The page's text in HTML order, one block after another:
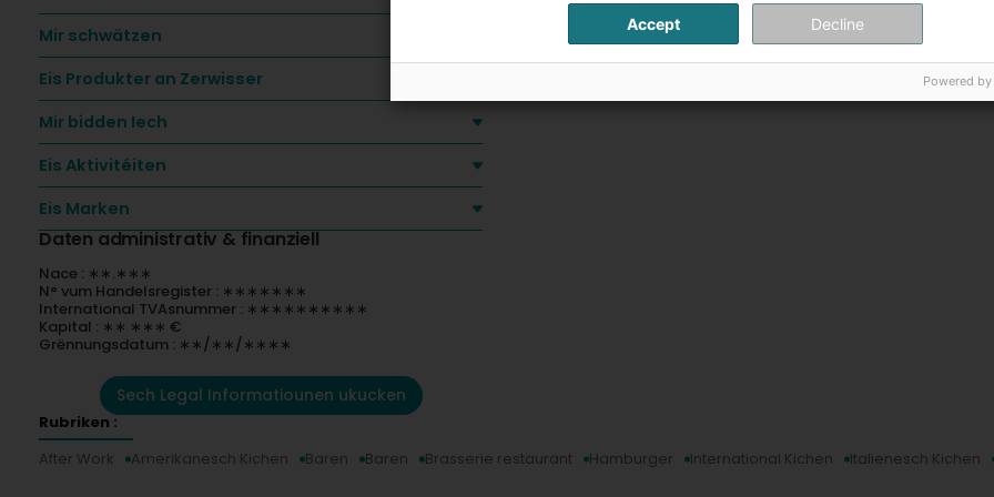
Mir schwätzen
Eis Produkter an Zerwisser
Mir bidden Iech
Eis Aktivitéiten
Eis Marken
Daten administrativ & finanziell
Nace : ∗∗.∗∗∗
N° vum Handelsregister : ∗∗∗∗∗∗∗
International TVAsnummer : ∗∗∗∗∗∗∗∗∗∗
Kapital : ∗∗ ∗∗∗ €
Grënnungsdatum : ∗∗/∗∗/∗∗∗∗
Sech Legal Informatiounen ukucken
Rubriken :
After Work
Amerikanesch Kichen Baren Baren Brasserie restaurant Hamburger International Kichen Italienesch Kichen
Accept Decline
Powered by